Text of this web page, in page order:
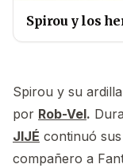
Spirou y los
Spirou y su
por Rob-Vel.
JIJÉ continuó
compañero a